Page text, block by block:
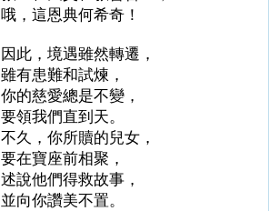
哦，這恩典何希奇！
因此，境遇雖然轉遷，
雖有患難和試煉，
你的慈愛總是不變，
要領我們直到天。
不久，你所贖的兒女，
要在寶座前相聚，
述說他們得救故事，
並向你讚美不置。